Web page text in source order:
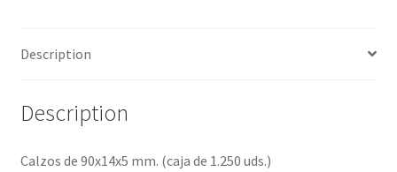
Description
Description
Calzos de 90x14x5 mm. (caja de 1.250 uds.)